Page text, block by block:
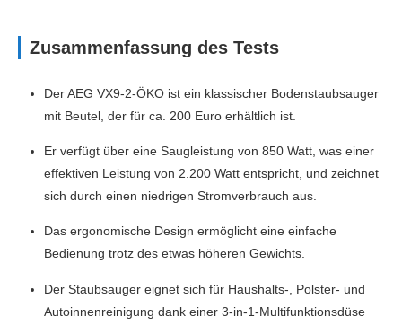
Zusammenfassung des Tests
Der AEG VX9-2-ÖKO ist ein klassischer Bodenstaubsauger
mit Beutel, der für ca. 200 Euro erhältlich ist.
Er verfügt über eine Saugleistung von 850 Watt, was einer
effektiven Leistung von 2.200 Watt entspricht, und zeichnet
sich durch einen niedrigen Stromverbrauch aus.
Das ergonomische Design ermöglicht eine einfache
Bedienung trotz des etwas höheren Gewichts.
Der Staubsauger eignet sich für Haushalts-, Polster- und
Autoinnenreinigung dank einer 3-in-1-Multifunktionsdüse